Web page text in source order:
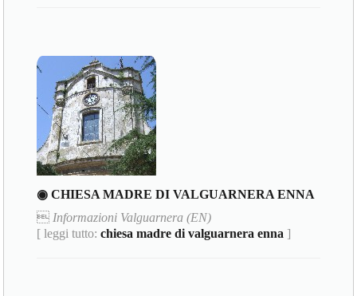
◉ CHIESA MADRE DI VALGUARNERA ENNA
 Informazioni Valguarnera (EN)
[ leggi tutto:chiesa madre di valguarnera enna ]